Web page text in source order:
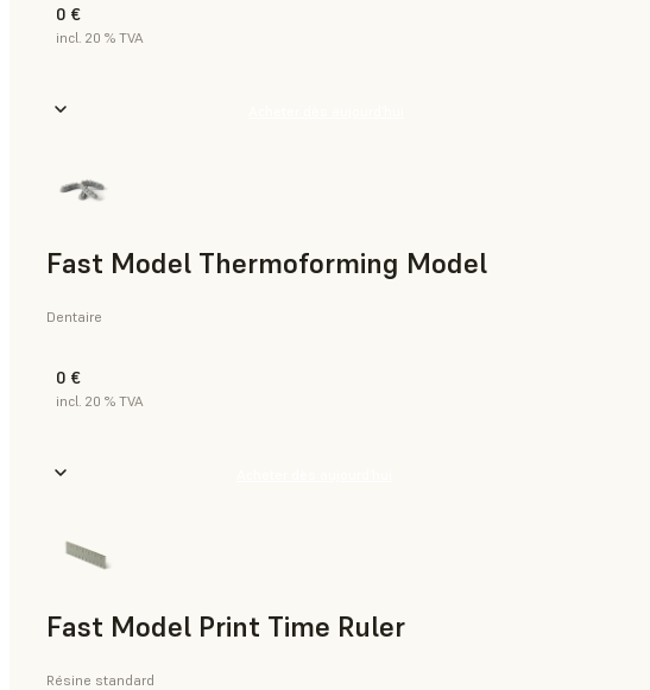
0 €
incl. 20 % TVA
Fast Model Thermoforming Model
Dentaire
0 €
incl. 20 % TVA
Fast Model Print Time Ruler
Résine standard